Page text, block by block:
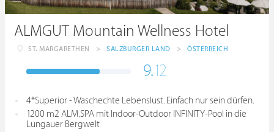
ALMGUT Mountain Wellness Hotel
ST. MARGARETHEN > SALZBURGER LAND > ÖSTERREICH
9.12
4*Superior - Waschechte Lebenslust. Einfach nur sein dürfen.
1200 m2 ALM.SPA mit Indoor-Outdoor INFINITY-Pool in die
Lungauer Bergwelt